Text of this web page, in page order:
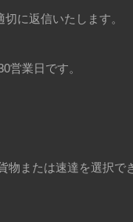
に返信いたします。
営業日です。
または速達を選択で